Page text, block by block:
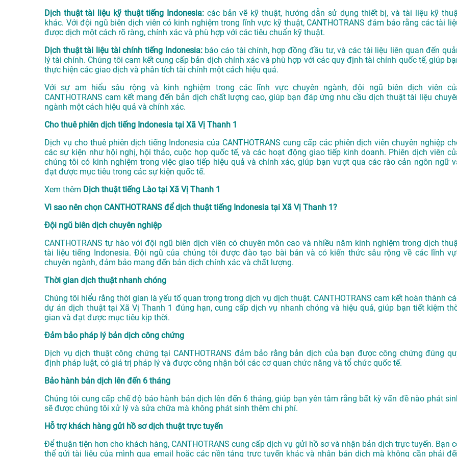
Dịch thuật tài liệu kỹ thuật tiếng Indonesia: các bản vẽ kỹ thuật, hướng dẫn sử dụng thiết bị, và tài liệu kỹ
khác. Với đội ngũ biên dịch viên có kinh nghiệm trong lĩnh vực kỹ thuật, CANTHOTRANS đảm bảo rằng các tài
được dịch một cách rõ ràng, chính xác và phù hợp với các tiêu chuẩn kỹ thuật.
Dịch thuật tài liệu tài chính tiếng Indonesia:báo cáo tài chính, hợp đồng đầu tư, và các tài liệu liên quan đến
lý tài chính. Chúng tôi cam kết cung cấp bản dịch chính xác và phù hợp với các quy định tài chính quốc tế, giúp
thực hiện các giao dịch và phân tích tài chính một cách hiệu quả.
Với sự am hiểu sâu rộng và kinh nghiệm trong các lĩnh vực chuyên ngành, đội ngũ biên dịch viên
CANTHOTRANS cam kết mang đến bản dịch chất lượng cao, giúp bạn đáp ứng nhu cầu dịch thuật tài liệu
ngành một cách hiệu quả và chính xác.
Cho thuê phiên dịch tiếng Indonesia tại Xã Vị Thanh 1
Dịch vụ cho thuê phiên dịch tiếng Indonesia của CANTHOTRANS cung cấp các phiên dịch viên chuyên nghiệp
các sự kiện như hội nghị, hội thảo, cuộc họp quốc tế, và các hoạt động giao tiếp kinh doanh. Phiên dịch viên
chúng tôi có kinh nghiệm trong việc giao tiếp hiệu quả và chính xác, giúp bạn vượt qua các rào cản ngôn ngữ
đạt được mục tiêu trong các sự kiện quốc tế.
Xem thêm Dịch thuật tiếng Lào tại Xã Vị Thanh 1
Vì sao nên chọn CANTHOTRANS để dịch thuật tiếng Indonesia tại Xã Vị Thanh 1?
Đội ngũ biên dịch chuyên nghiệp
CANTHOTRANS tự hào với đội ngũ biên dịch viên có chuyên môn cao và nhiều năm kinh nghiệm trong dịch
tài liệu tiếng Indonesia. Đội ngũ của chúng tôi được đào tạo bài bản và có kiến thức sâu rộng về các lĩnh
chuyên ngành, đảm bảo mang đến bản dịch chính xác và chất lượng.
Thời gian dịch thuật nhanh chóng
Chúng tôi hiểu rằng thời gian là yếu tố quan trọng trong dịch vụ dịch thuật. CANTHOTRANS cam kết hoàn thành
dự ándịch thuật tại Xã Vị Thanh 1 đúng hạn, cung cấp dịch vụ nhanh chóng và hiệu quả, giúp bạn tiết kiệm
gian và đạt được mục tiêu kịp thời.
Đảm bảo pháp lý bản dịch công chứng
Dịch vụ dịch thuật công chứng tại CANTHOTRANS đảm bảo rằng bản dịch của bạn được công chứng đúng
định pháp luật, có giá trị pháp lý và được công nhận bởi các cơ quan chức năng và tổ chức quốc tế.
Bảo hành bản dịch lên đến 6 tháng
Chúng tôi cung cấp chế độ bảo hành bản dịch lên đến 6 tháng, giúp bạn yên tâm rằng bất kỳ vấn đề nào phát
sẽ được chúng tôi xử lý và sửa chữa mà không phát sinh thêm chi phí.
Hỗ trợ khách hàng gửi hồ sơ dịch thuật trực tuyến
Để thuận tiện hơn cho khách hàng, CANTHOTRANS cung cấp dịch vụ gửi hồ sơ và nhận bản dịch trực tuyến. Bạn
thể gửi tài liệu của mình qua email hoặc các nền tảng trực tuyến khác và nhận bản dịch mà không cần phải